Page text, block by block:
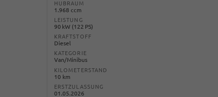
HUBRAUM
1.968 ccm
LEISTUNG
90 kW (122 PS)
KRAFTSTOFF
Diesel
KATEGORIE
Van/Minibus
KILOMETERSTAND
10 km
ERSTZULASSUNG
01.05.2026